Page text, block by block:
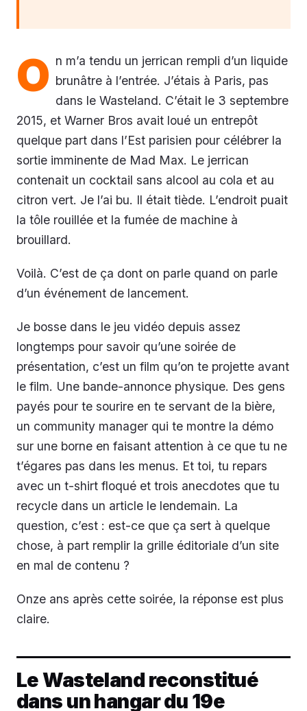
O n m’a tendu un jerrican rempli d’un liquide
brunâtre à l’entrée. J’étais à Paris, pas
dans le Wasteland. C’était le 3 septembre
2015, et Warner Bros avait loué un entrepôt
quelque part dans l’Est parisien pour célébrer la
sortie imminente de Mad Max. Le jerrican
contenait un cocktail sans alcool au cola et au
citron vert. Je l’ai bu. Il était tiède. L’endroit puait
la tôle rouillée et la fumée de machine à
brouillard.
Voilà. C’est de ça dont on parle quand on parle
d’un événement de lancement.
Je bosse dans le jeu vidéo depuis assez
longtemps pour savoir qu’une soirée de
présentation, c’est un film qu’on te projette avant
le film. Une bande-annonce physique. Des gens
payés pour te sourire en te servant de la bière,
un community manager qui te montre la démo
sur une borne en faisant attention à ce que tu ne
t’égares pas dans les menus. Et toi, tu repars
avec un t-shirt floqué et trois anecdotes que tu
recycle dans un article le lendemain. La
question, c’est : est-ce que ça sert à quelque
chose, à part remplir la grille éditoriale d’un site
en mal de contenu ?
Onze ans après cette soirée, la réponse est plus
claire.
Le Wasteland reconstitué
dans un hangar du 19e